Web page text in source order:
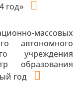
год»
массовых
автономного
учреждения
образования
год